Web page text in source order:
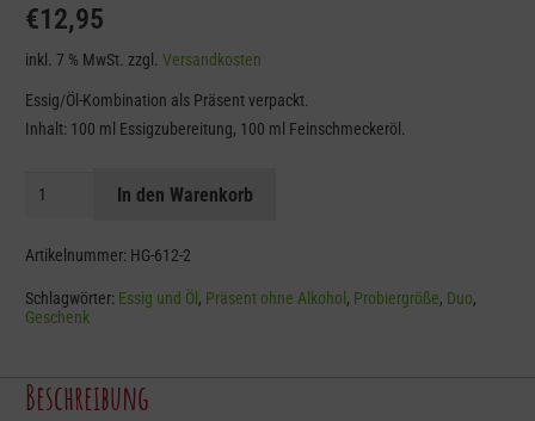
€12,95
inkl. 7 % MwSt. zzgl. Versandkosten
Essig/Öl-Kombination als Präsent verpackt.
Inhalt: 100 ml Essigzubereitung, 100 ml Feinschmeckeröl.
Kleines
Öl
Menge
In den Warenkorb
Artikelnummer: HG-612-2
Schlagwörter: Essig und Öl , Präsent ohne Alkohol , Probiergröße, Duo,
Geschenk
Beschreibung